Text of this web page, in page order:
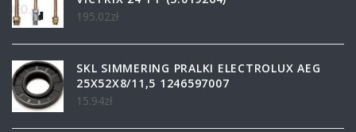
195.02zł
SKL SIMMERING PRALKI ELECTROLUX AEG
25X52X8/11,5 1246597007
15.94zł